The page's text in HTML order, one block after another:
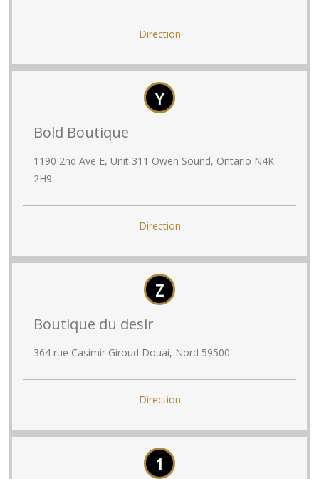
Direction
Y
Bold Boutique
1190 2nd Ave E, Unit 311 Owen Sound, Ontario N4K
2H9
Direction
Z
Boutique du desir
364 rue Casimir Giroud Douai, Nord 59500
Direction
1